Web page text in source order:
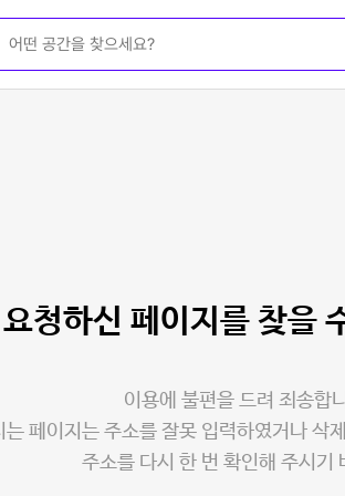
요청하신 페이지를 찾을
이용에 불편을 드려 죄송합
는 페이지는 주소를 잘못 입력하였거나 삭
주소를 다시 한 번 확인해 주시기